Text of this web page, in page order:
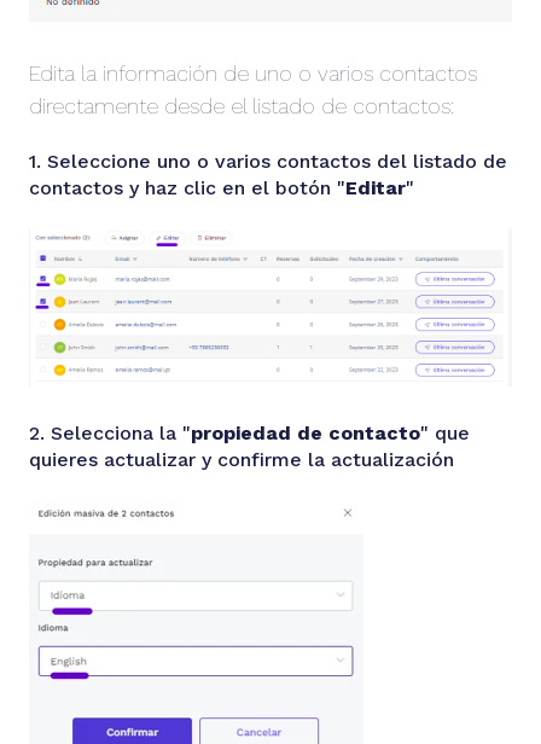
Edita la información de uno o varios contactos
directamente desde el listado de contactos:
1. Seleccione uno o varios contactos del listado de
contactos y haz clic en el botón "Editar"
2. Selecciona la "propiedad de contacto" que
quieres actualizar y confirme la actualización